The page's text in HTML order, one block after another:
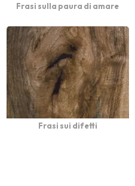
Frasi sulla paura di amare
Frasi sui difetti